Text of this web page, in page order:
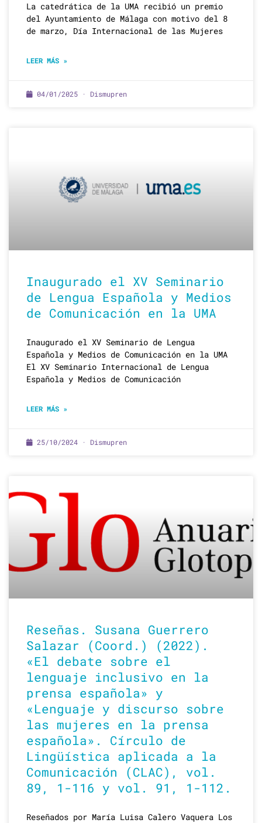
La catedrática de la UMA recibió un premio
del Ayuntamiento de Málaga con motivo del 8
de marzo, Día Internacional de las Mujeres
LEER MÁS »
04/01/2025 · Dismupren
Inaugurado el XV Seminario
de Lengua Española y Medios
de Comunicación en la UMA
Inaugurado el XV Seminario de Lengua
Española y Medios de Comunicación en la UMA
El XV Seminario Internacional de Lengua
Española y Medios de Comunicación
LEER MÁS »
25/10/2024 · Dismupren
Reseñas. Susana Guerrero
Salazar (Coord.) (2022).
«El debate sobre el
lenguaje inclusivo en la
prensa española» y
«Lenguaje y discurso sobre
las mujeres en la prensa
española». Círculo de
Lingüística aplicada a la
Comunicación (CLAC), vol.
89, 1-116 y vol. 91, 1-112.
Reseñados por María Luisa Calero Vaquera Los